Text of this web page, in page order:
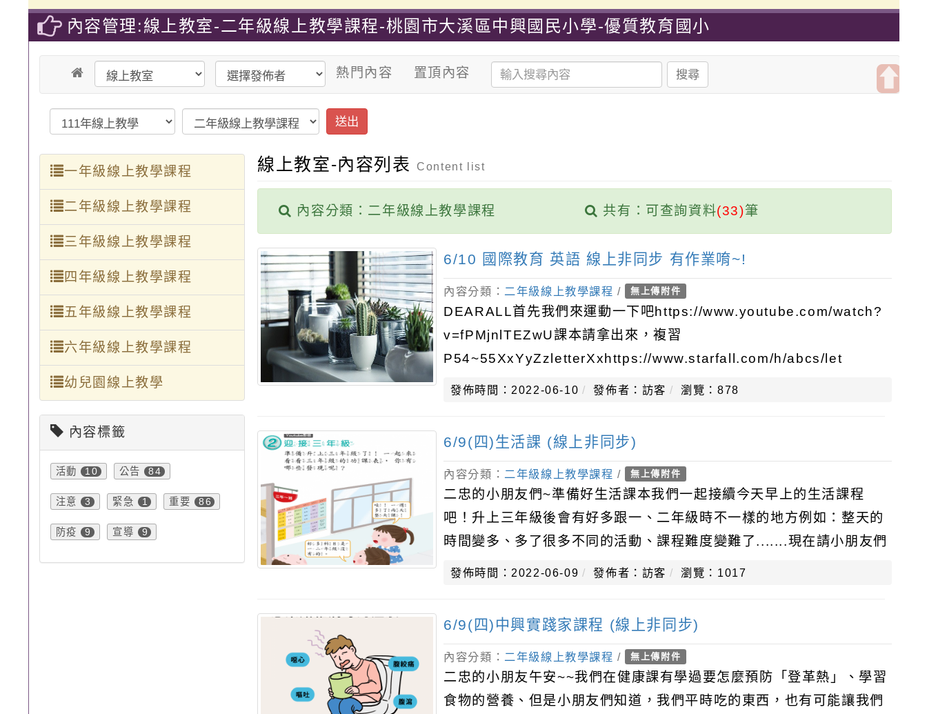
塊
內容管理:線上教室-二年級線上教學課程-桃園市大溪區中興國民小學-優質教育國小
熱門內容 置頂內容 搜尋
送出
一年級線上教學課程
二年級線上教學課程
三年級線上教學課程
四年級線上教學課程
五年級線上教學課程
六年級線上教學課程
幼兒園線上教學
內容標籤
活動 10 公告 84
注意 3 緊急 1 重要 86
防疫 9 宣導 9
線上教室-內容列表 Content list
內容分類：二年級線上教學課程 共有：可查詢資料(33)筆
6/10 國際教育 英語 線上非同步 有作業唷~!
內容分類： 二年級線上教學課程 / 無上傳附件
DEARALL首先我們來運動一下吧https://www.youtube.com/watch?
v=fPMjnlTEZwU課本請拿出來，複習
P54~55XxYyZzletterXxhttps://www.starfall.com/h/abcs/let
發佈時間：2022-06-10 發佈者：訪客 瀏覽：878
6/9(四)生活課 (線上非同步)
內容分類： 二年級線上教學課程 / 無上傳附件
二忠的小朋友們~準備好生活課本我們一起接續今天早上的生活課程
吧！升上三年級後會有好多跟一、二年級時不一樣的地方例如：整天的
時間變多、多了很多不同的活動、課程難度變難了.......現在請小朋友們
翻到課本P.130、131電子書連結：https://
發佈時間：2022-06-09 發佈者：訪客 瀏覽：1017
6/9(四)中興實踐家課程 (線上非同步)
內容分類： 二年級線上教學課程 / 無上傳附件
二忠的小朋友午安~~我們在健康課有學過要怎麼預防「登革熱」、學習
食物的營養、但是小朋友們知道，我們平時吃的東西，也有可能讓我們